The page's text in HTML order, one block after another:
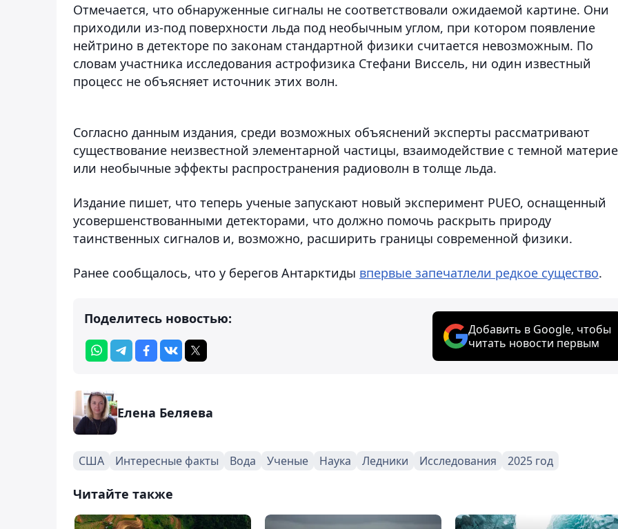
Отмечается, что обнаруженные сигналы не соответствовали ожидаемой картине. Они
приходили из-под поверхности льда под необычным углом, при котором появление
нейтрино в детекторе по законам стандартной физики считается невозможным. По
словам участника исследования астрофизика Стефани Виссель, ни один известный
процесс не объясняет источник этих волн.
Согласно данным издания, среди возможных объяснений эксперты рассматривают
существование неизвестной элементарной частицы, взаимодействие с темной
или необычные эффекты распространения радиоволн в толще льда.
Издание пишет, что теперь ученые запускают новый эксперимент PUEO, оснащенный
усовершенствованными детекторами, что должно помочь раскрыть природу
таинственных сигналов и, возможно, расширить границы современной физики.
Ранее сообщалось, что у берегов Антарктиды впервые запечатлели редкое существо.
Поделитесь новостью:
Добавить в Google, чтобы
читать новости первым
Елена Беляева
США Интересные факты Вода Ученые Наука Ледники Исследования 2025 год
Читайте также